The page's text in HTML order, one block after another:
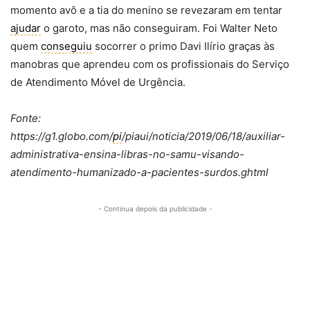
momento avô e a tia do menino se revezaram em tentar
ajudar o garoto, mas não conseguiram. Foi Walter Neto
quem conseguiu socorrer o primo Davi Ilírio graças às
manobras que aprendeu com os profissionais do Serviço
de Atendimento Móvel de Urgência.
Fonte:
https://g1.globo.com/pi/piaui/noticia/2019/06/18/auxiliar-
administrativa-ensina-libras-no-samu-visando-
atendimento-humanizado-a-pacientes-surdos.ghtml
- Continua depois da publicidade -